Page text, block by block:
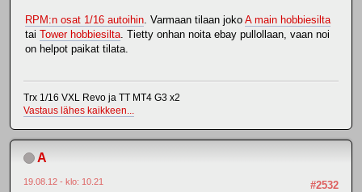
RPM:n osat 1/16 autoihin. Varmaan tilaan joko A main hobbiesilta
tai Tower hobbiesilta. Tietty onhan noita ebay pullollaan, vaan noi
on helpot paikat tilata.
Trx 1/16 VXL Revo ja TT MT4 G3 x2
Vastaus lähes kaikkeen...
A
#2532
19.08.12 - klo: 10.21